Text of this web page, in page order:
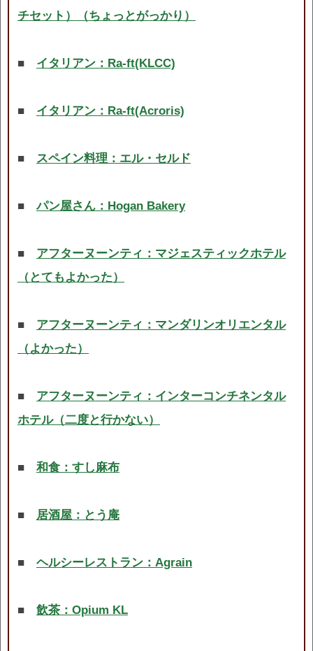
チセット）（ちょっとがっかり）
■ イタリアン：Ra-ft(KLCC)
■ イタリアン：Ra-ft(Acroris)
■ スペイン料理：エル・セルド
■パン屋さん：Hogan Bakery
■ アフターヌーンティ：マジェスティックホテル
（とてもよかった）
■ アフターヌーンティ：マンダリンオリエンタル
（よかった）
■ アフターヌーンティ：インターコンチネンタル
ホテル（二度と行かない）
■ 和食：すし麻布
■ 居酒屋：とう庵
■ ヘルシーレストラン：Agrain
■ 飲茶：Opium KL